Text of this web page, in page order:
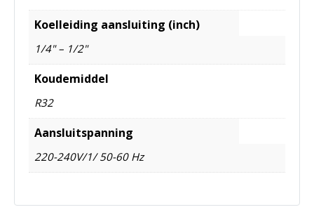
Koelleiding aansluiting (inch)
1/4" – 1/2"
Koudemiddel
R32
Aansluitspanning
220-240V/1/ 50-60 Hz